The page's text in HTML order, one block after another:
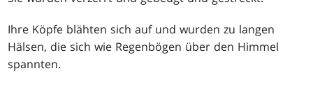
Ihre Köpfe blähten sich auf und wurden zu langen
Hälsen, die sich wie Regenbögen über den Himmel
spannten.